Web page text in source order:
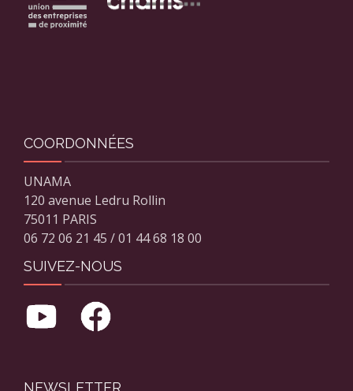
COORDONNÉES
UNAMA
120 avenue Ledru Rollin
75011 PARIS
06 72 06 21 45 / 01 44 68 18 00
SUIVEZ-NOUS
NEWSLETTER